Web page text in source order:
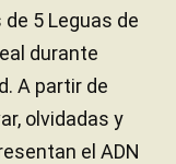
5 Leguas de
durante
A partir de
olvidadas y
el ADN